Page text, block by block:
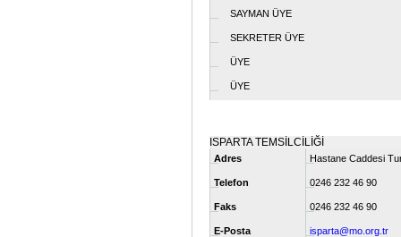
SAYMAN ÜYE
SEKRETER ÜYE
ÜYE
ÜYE
ISPARTA TEMSİLCİLİĞİ
Adres Hastane Caddesi
Telefon 0246 232 46 90
Faks 0246 232 46 90
E-Posta isparta@mo.org.tr